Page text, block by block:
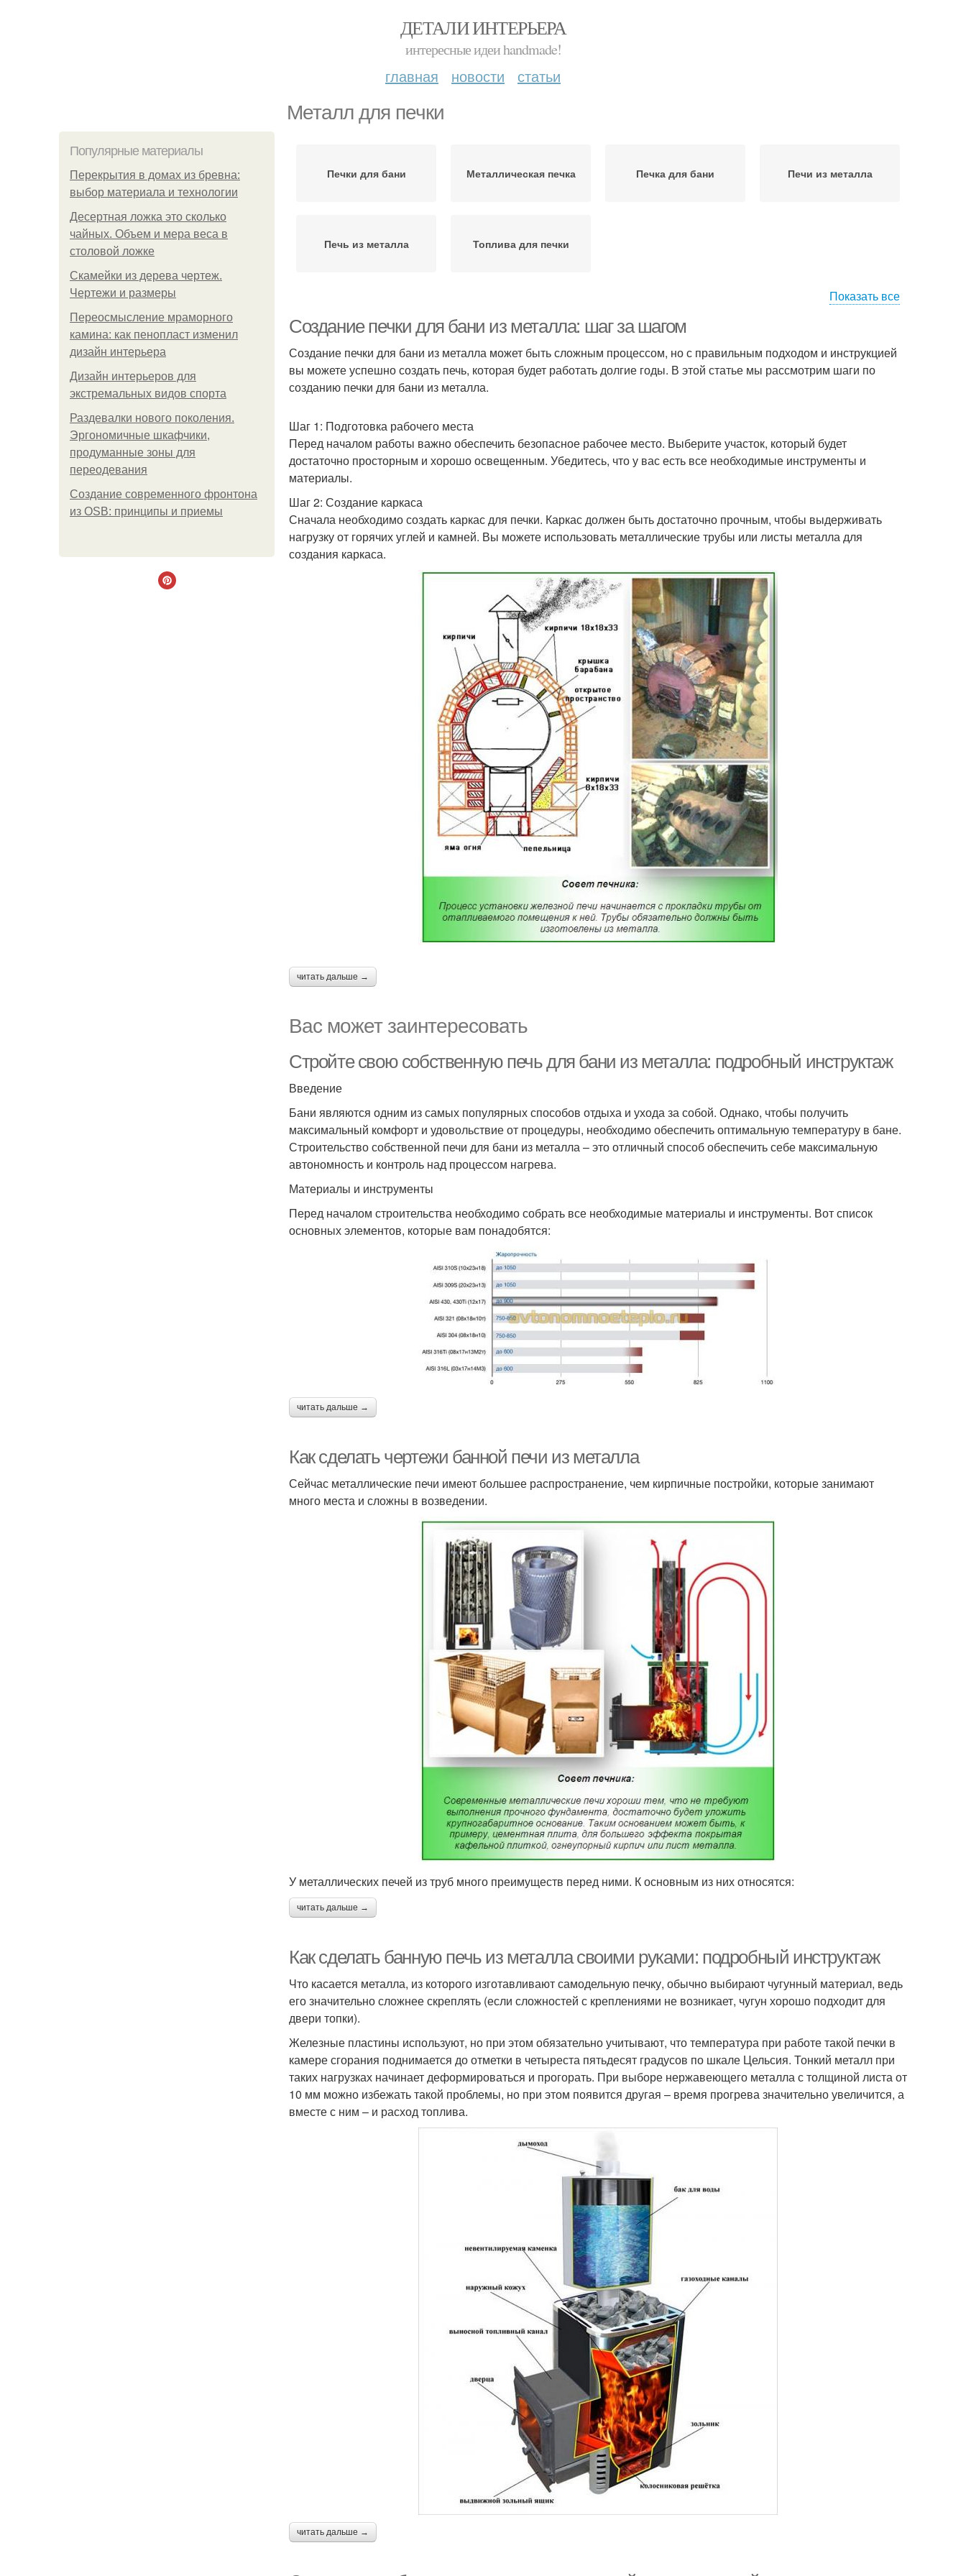
ДЕТАЛИ ИНТЕРЬЕРА
интересные идеи handmade!
главная новости статьи
Металл для печки
Популярные материалы
Перекрытия в домах из бревна:
выбор материала и технологии
Десертная ложка это сколько
чайных. Объем и мера веса в
столовой ложке
Скамейки из дерева чертеж.
Чертежи и размеры
Переосмысление мраморного
камина: как пенопласт изменил
дизайн интерьера
Дизайн интерьеров для
экстремальных видов спорта
Раздевалки нового поколения.
Эргономичные шкафчики,
продуманные зоны для
переодевания
Создание современного фронтона
из OSB: принципы и приемы
Печки для бани Металлическая печка Печка для бани Печи из металла
Печь из металла Топлива для печки
Показать все
Создание печки для бани из металла: шаг за шагом
Создание печки для бани из металла может быть сложным процессом, но с правильным подходом и инструкцией
вы можете успешно создать печь, которая будет работать долгие годы. В этой статье мы рассмотрим шаги по
созданию печки для бани из металла.
Шаг 1: Подготовка рабочего места
Перед началом работы важно обеспечить безопасное рабочее место. Выберите участок, который будет
достаточно просторным и хорошо освещенным. Убедитесь, что у вас есть все необходимые инструменты и
материалы.
Шаг 2: Создание каркаса
Сначала необходимо создать каркас для печки. Каркас должен быть достаточно прочным, чтобы выдерживать
нагрузку от горячих углей и камней. Вы можете использовать металлические трубы или листы металла для
создания каркаса.
читать дальше →
Вас может заинтересовать
Стройте свою собственную печь для бани из металла: подробный инструктаж
Введение
Бани являются одним из самых популярных способов отдыха и ухода за собой. Однако, чтобы получить
максимальный комфорт и удовольствие от процедуры, необходимо обеспечить оптимальную температуру в бане.
Строительство собственной печи для бани из металла – это отличный способ обеспечить себе максимальную
автономность и контроль над процессом нагрева.
Материалы и инструменты
Перед началом строительства необходимо собрать все необходимые материалы и инструменты. Вот список
основных элементов, которые вам понадобятся:
читать дальше →
Как сделать чертежи банной печи из металла
Сейчас металлические печи имеют большее распространение, чем кирпичные постройки, которые занимают
много места и сложны в возведении.
У металлических печей из труб много преимуществ перед ними. К основным из них относятся:
читать дальше →
Как сделать банную печь из металла своими руками: подробный инструктаж
Что касается металла, из которого изготавливают самодельную печку, обычно выбирают чугунный материал, ведь
его значительно сложнее скреплять (если сложностей с креплениями не возникает, чугун хорошо подходит для
двери топки).
Железные пластины используют, но при этом обязательно учитывают, что температура при работе такой печки в
камере сгорания поднимается до отметки в четыреста пятьдесят градусов по шкале Цельсия. Тонкий металл при
таких нагрузках начинает деформироваться и прогорать. При выборе нержавеющего металла с толщиной листа от
10 мм можно избежать такой проблемы, но при этом появится другая – время прогрева значительно увеличится, а
вместе с ним – и расход топлива.
читать дальше →